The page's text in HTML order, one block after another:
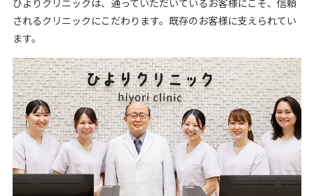
されるクリニックにこだわります。既存のお客様に支えられてい
ます。